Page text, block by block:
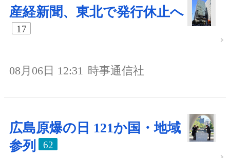
産経新聞、東北で発行休止へ
17
08月06日 12:31 時事通信社
広島原爆の日 121か国・地域
参列
62